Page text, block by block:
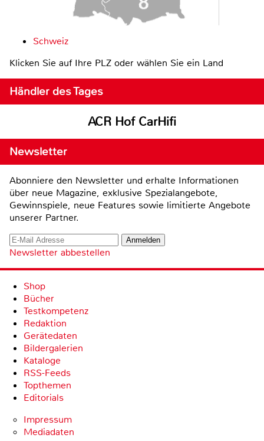
Schweiz
Klicken Sie auf Ihre PLZ oder wählen Sie ein Land
Händler des Tages
ACR Hof CarHifi
Newsletter
Abonniere den Newsletter und erhalte Informationen
über neue Magazine, exklusive Spezialangebote,
Gewinnspiele, neue Features sowie limitierte Angebote
unserer Partner.
Newsletter abbestellen
Shop
Bücher
Testkompetenz
Redaktion
Gerätedaten
Bildergalerien
Kataloge
RSS-Feeds
Topthemen
Editorials
Impressum
Mediadaten